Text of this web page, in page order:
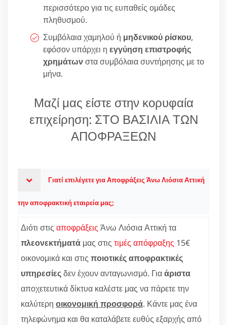
περισσότερο για τις ευπαθείς ομάδες
πληθυσμού.
Συμβόλαια χαμηλού ή μηδενικού ρίσκου,
εφόσον υπάρχει η εγγύηση επιστροφής
χρημάτωνστα συμβόλαια συντήρησης με το
μήνα.
Μαζί μας είστε στην κορυφαία
επιχείρηση: ΣΤΟ ΒΑΣΙΛΙΑ ΤΩΝ
ΑΠΟΦΡΑΞΕΩΝ
Γιατί επιλέγετε για Αποφράξεις Άνω Λιόσια Αττική
την αποφρακτική εταιρεία μας;
Διότι στις αποφράξεις Άνω Λιόσια Αττική τα
πλεονεκτήματά μας στις τιμές απόφραξης 15€
οικονομικά και στις ποιοτικές αποφρακτικές
υπηρεσίεςδεν έχουν ανταγωνισμό. Γιαάριστα
αποχετευτικά δίκτυα καλέστε μας να πάρετε την
καλύτερη οικονομική προσφορά. Κάντε μας ένα
τηλεφώνημα και θα καταλάβετε ευθύς εξαρχής από